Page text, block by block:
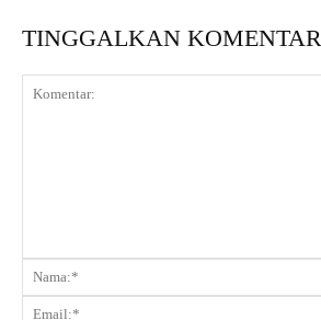
TINGGALKAN KOMENTAR
Komentar: